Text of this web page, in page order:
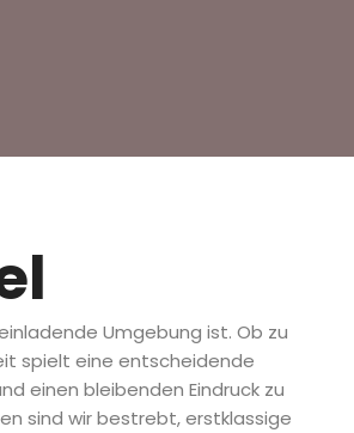
Umgebung ist. Ob zu
spielt eine entscheidende
einen bleibenden Eindruck zu
sind wir bestrebt, erstklassige